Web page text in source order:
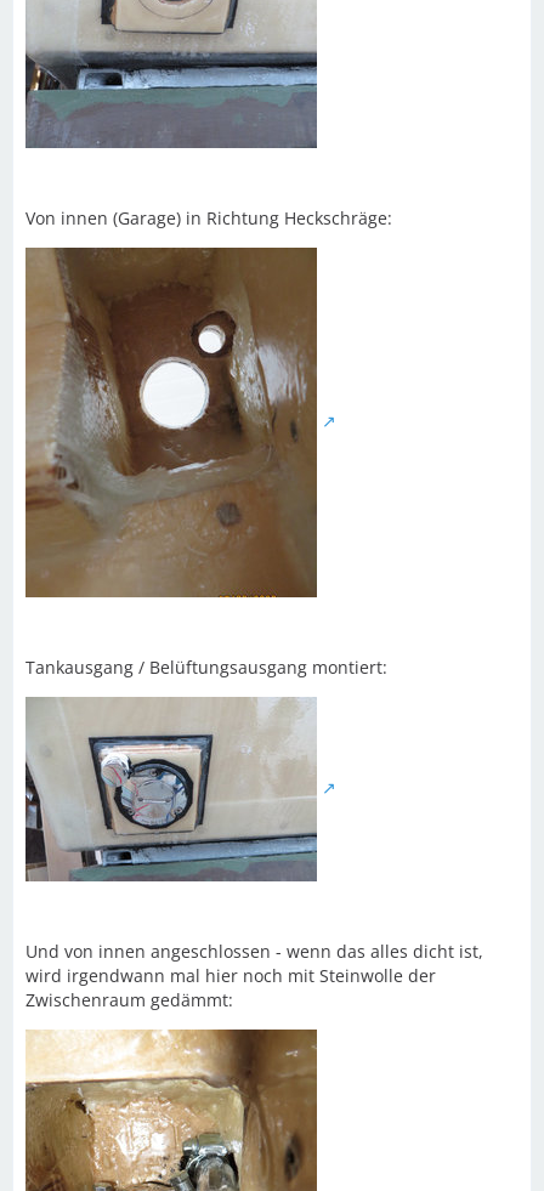
Von innen (Garage) in Richtung Heckschräge:
Tankausgang / Belüftungsausgang montiert:
Und von innen angeschlossen - wenn das alles dicht ist,
wird irgendwann mal hier noch mit Steinwolle der
Zwischenraum gedämmt: